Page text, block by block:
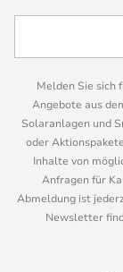
Melden Sie sich
Angebote aus
Solaranlagen und
oder
Inhalte von
Anfragen für
Abmeldung ist
Newsletter